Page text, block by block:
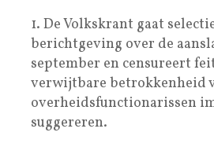
1. De Volkskrant gaat
berichtgeving over de
september en censureert
verwijtbare betrokkenheid
overheidsfunctionarissen
suggereren.